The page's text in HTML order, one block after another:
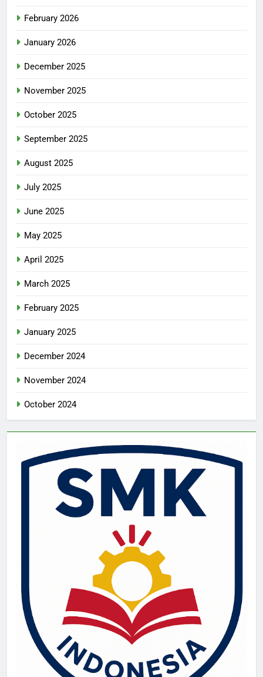
February 2026
January 2026
December 2025
November 2025
October 2025
September 2025
August 2025
July 2025
June 2025
May 2025
April 2025
March 2025
February 2025
January 2025
December 2024
November 2024
October 2024